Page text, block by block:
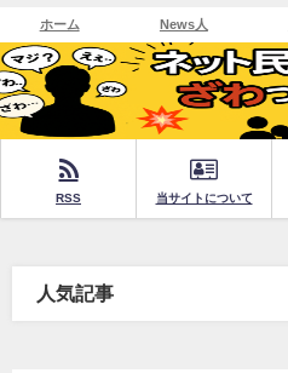
ホーム News人
RSS 当サイトについて
人気記事